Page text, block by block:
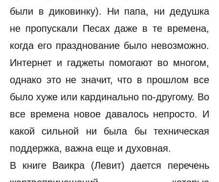
были в диковинку). Ни папа, ни дедушка
не пропускали Песах даже в те времена,
когда его празднование было невозможно.
Интернет и гаджеты помогают во многом,
однако это не значит, что в прошлом все
было хуже или кардинально по-другому. Во
все времена новое давалось непросто. И
какой сильной ни была бы техническая
поддержка, важна еще и духовная.
В книге Ваикра (Левит) дается перечень